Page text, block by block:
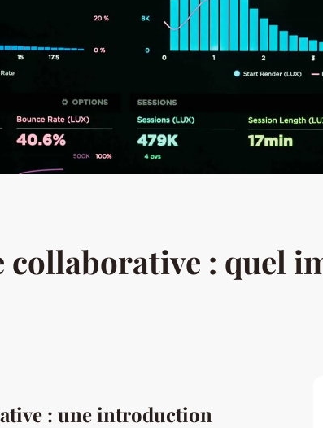
collaborative : quel
: une introduction